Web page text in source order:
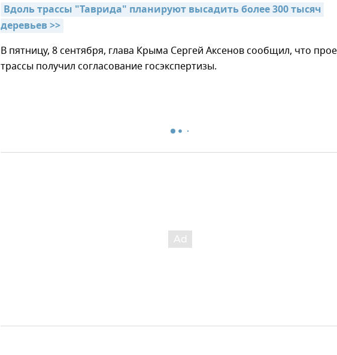
Вдоль трассы "Таврида" планируют высадить более 300 тысяч
деревьев >>
В пятницу, 8 сентября, глава Крыма Сергей Аксенов сообщил, что
трассы получил согласование госэкспертизы.